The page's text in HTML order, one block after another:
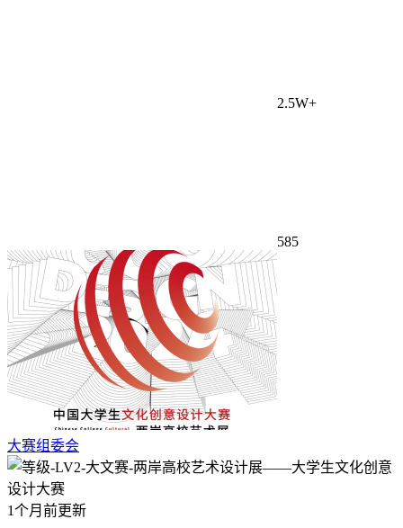
2.5W+
585
大赛组委会
1个月前更新